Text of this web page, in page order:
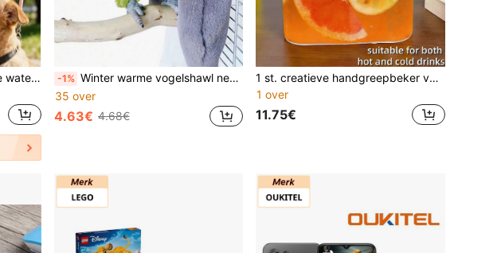
1 stuk draagbare bolvormige waterfles (met opvouwbare tuit), huisdierwaterfles met schokbestendig ophangkoord, lekvrije afsluiting, geschikt voor buiten, thuis en op reis, essentieel voor honden in de zomer
-1% Winter warme vogelshawl nest hoek papegaai deken huisdier klein dier hangtent kooi decoratie voor parkiet
35 over
4.63€ 4.68€
1 st. creatieve handgreepbeker van glas, geschikt voor martini, cocktails, sap, mixed drinks, melk en frisdrank, compatibel met bar mixology en zelfgemaakte drankjes, hoogtransparant verdikt loodvrij glas, stevig en hitte-/koudebestendig, duurzaam en barstbestendig, transparante originele kleur, minimalistisch en premium, perfect voor dagelijkse drankjes in de keuken, ontspanning thuis, verjaardagsfeestjes, feestelijke banketten, speciale ceremoniële bijeenkomsten, cadeau voor de Nationale Dag van Saoedi-Arabië
1 over
11.75€